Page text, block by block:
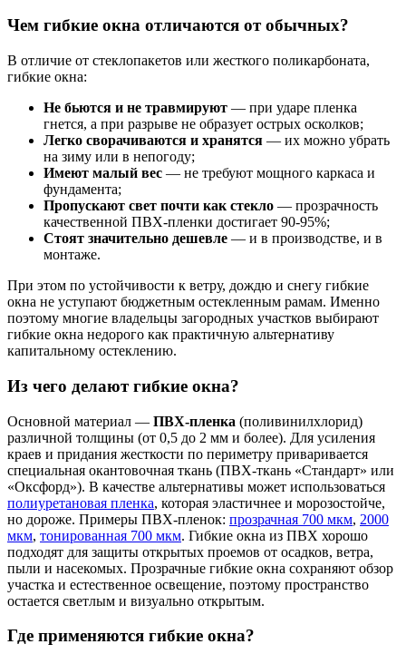
Чем гибкие окна отличаются от обычных?
В отличие от стеклопакетов или жесткого поликарбоната,
гибкие окна:
Не бьются и не травмируют — при ударе пленка
гнется, а при разрыве не образует острых осколков;
Легко сворачиваются и хранятся — их можно убрать
на зиму или в непогоду;
Имеют малый вес — не требуют мощного каркаса и
фундамента;
Пропускают свет почти как стекло — прозрачность
качественной ПВХ-пленки достигает 90-95%;
Стоят значительно дешевле — и в производстве, и в
монтаже.
При этом по устойчивости к ветру, дождю и снегу гибкие
окна не уступают бюджетным остекленным рамам. Именно
поэтому многие владельцы загородных участков выбирают
гибкие окна недорого как практичную альтернативу
капитальному остеклению.
Из чего делают гибкие окна?
Основной материал — ПВХ-пленка (поливинилхлорид)
различной толщины (от 0,5 до 2 мм и более). Для усиления
краев и придания жесткости по периметру приваривается
специальная окантовочная ткань (ПВХ-ткань «Стандарт» или
«Оксфорд»). В качестве альтернативы может использоваться
полиуретановая пленка, которая эластичнее и морозостойче,
но дороже. Примеры ПВХ-пленок: прозрачная 700 мкм, 2000
мкм, тонированная 700 мкм. Гибкие окна из ПВХ хорошо
подходят для защиты открытых проемов от осадков, ветра,
пыли и насекомых. Прозрачные гибкие окна сохраняют обзор
участка и естественное освещение, поэтому пространство
остается светлым и визуально открытым.
Где применяются гибкие окна?